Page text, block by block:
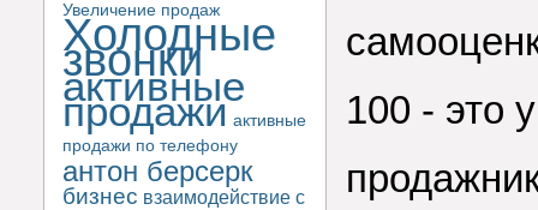
Увеличение продаж
Холодные
звонки
активные
продажи активные
продажи по телефону
антон берсерк
бизнес взаимодействие с
100 - это